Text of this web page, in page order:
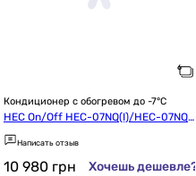
Кондиционер с обогревом до -7°C
HEC On/Off HEC-07NQ(I)/HEC-07NQ
(O)
Написать отзыв
10 980 грн Хочешь дешевле?